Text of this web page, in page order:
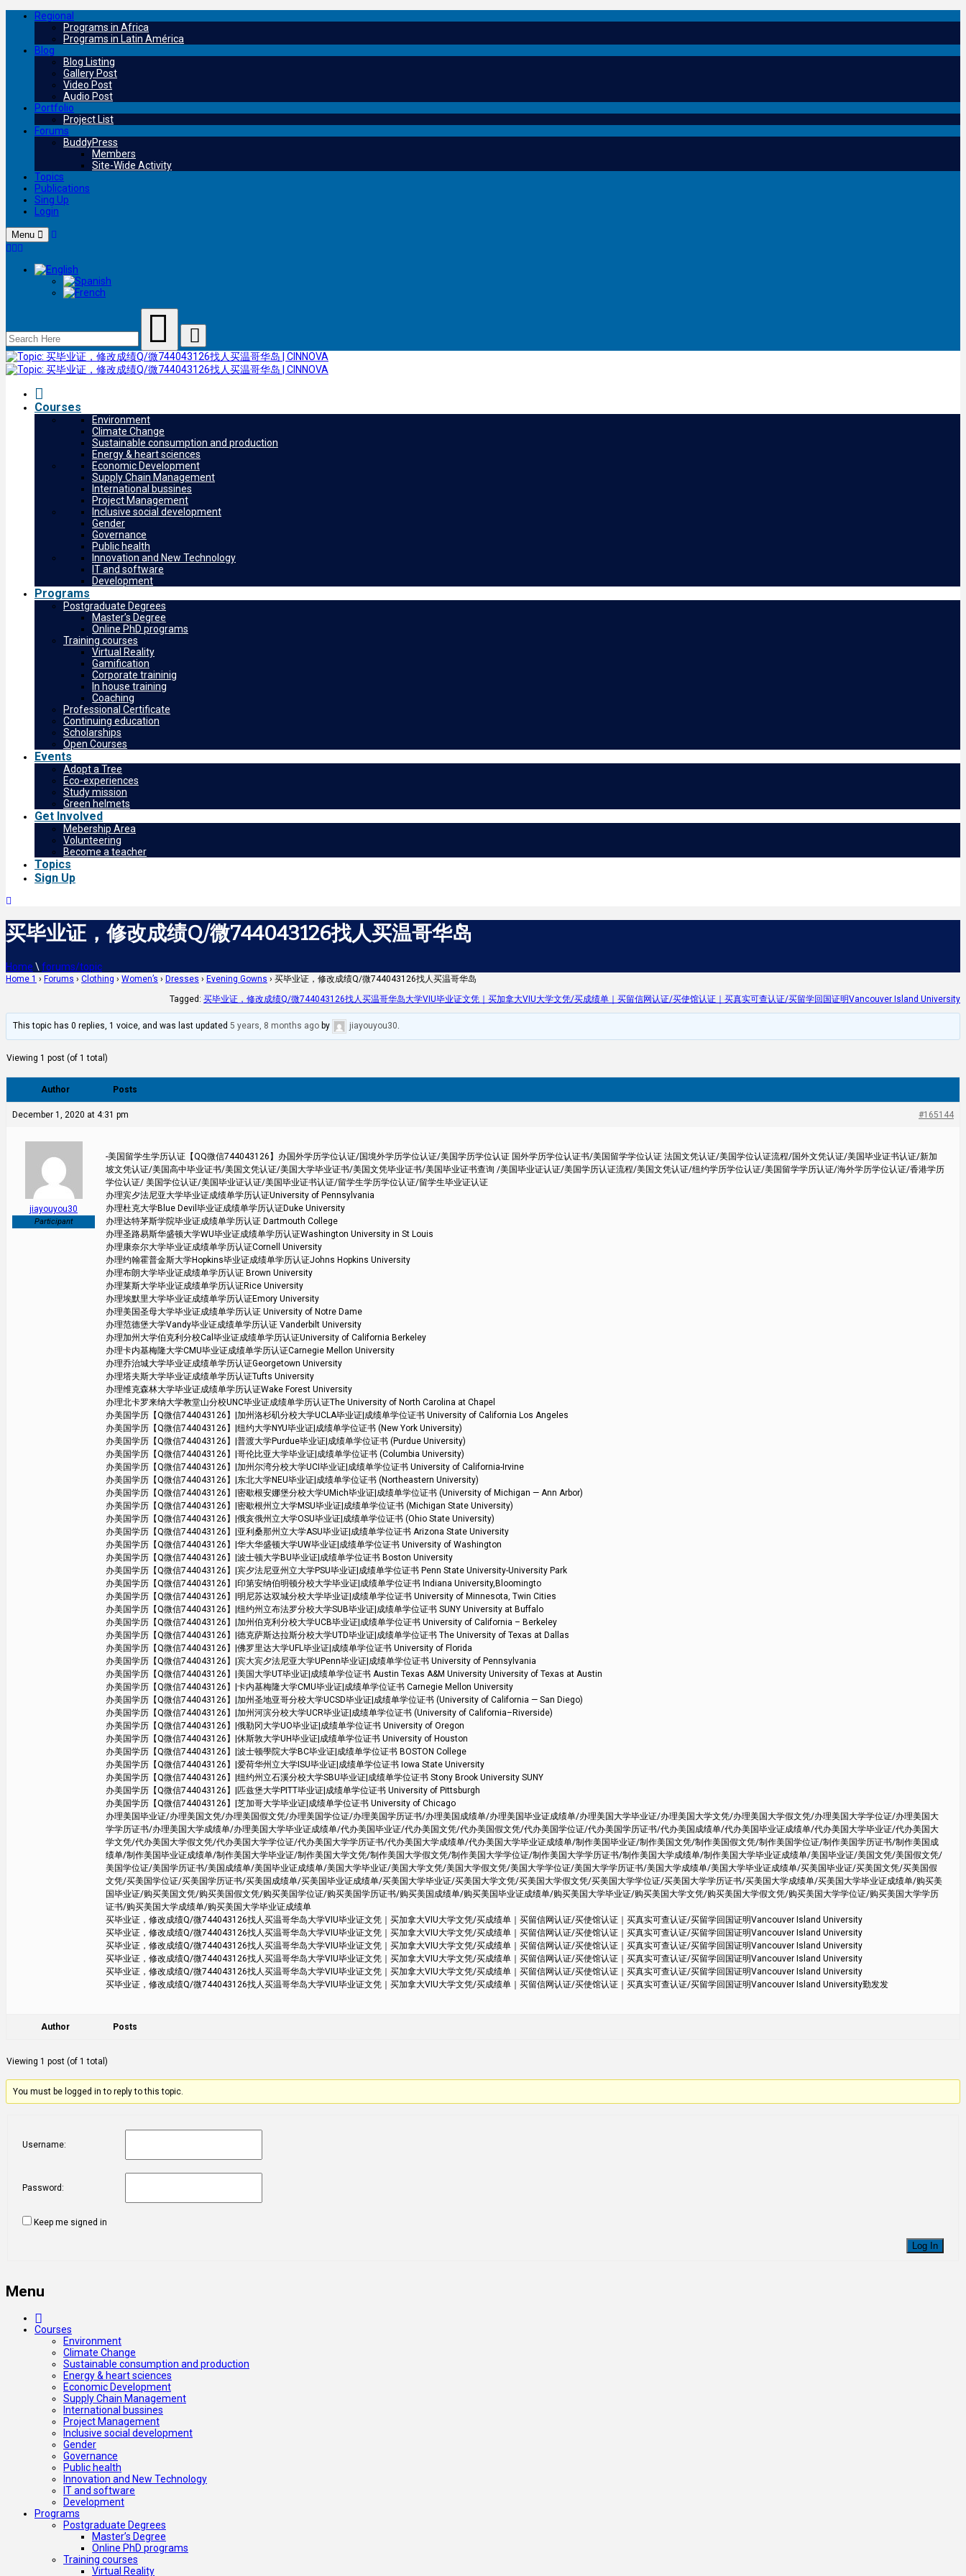
Regional
Programs in Africa
Programs in Latin América
Blog
Blog Listing
Gallery Post
Video Post
Audio Post
Portfolio
Project List
Forums
BuddyPress
Members
Site-Wide Activity
Topics
Publications
Sing Up
Login
Menu
Courses
Environment
Climate Change
Sustainable consumption and production
Energy & heart sciences
Economic Development
Supply Chain Management
International bussines
Project Management
Inclusive social development
Gender
Governance
Public health
Innovation and New Technology
IT and software
Development
Programs
Postgraduate Degrees
Master’s Degree
Online PhD programs
Training courses
Virtual Reality
Gamification
Corporate traininig
In house training
Coaching
Professional Certificate
Continuing education
Scholarships
Open Courses
Events
Adopt a Tree
Eco-experiences
Study mission
Green helmets
Get Involved
Mebership Area
Volunteering
Become a teacher
Topics
Sign Up
买毕业证，修改成绩Q/微744043126找人买温哥华岛
Home \ forums/topic
Home 1 › Forums › Clothing › Women’s › Dresses › Evening Gowns › 买毕业证，修改成绩Q/微744043126找人买温哥华岛
Tagged: 买毕业证，修改成绩Q/微744043126找人买温哥华岛大学VIU毕业证文凭｜买加拿大VIU大学文凭/买成绩单｜买留信网认证/买使馆认证｜买真实可查认证/买留学回国证明Vancouver Island University
This topic has 0 replies, 1 voice, and was last updated5 years, 8 months ago by jiayouyou30
Viewing 1 post (of 1 total)
Author Posts
December 1, 2020 at 4:31 pm #165144
jiayouyou30
Participant
-美国留学生学历认证【QQ微信744043126】办国外学历学位认证/国境外学历学位认证/美国学历学位认证 国外学历学位认证书/美国留学学位认证 法国文凭认证/美国学位认证流程/国外文凭认证/美国毕业证书认证/新加
坡文凭认证/美国高中毕业证书/美国文凭认证/美国大学毕业证书/美国文凭毕业证书/美国毕业证书查询 /美国毕业证认证/美国学历认证流程/美国文凭认证/纽约学历学位认证/美国留学学历认证/海外学历学位认证/香港学历
学位认证/ 美国学位认证/美国毕业证认证/美国毕业证书认证/留学生学历学位认证/留学生毕业证认证
办理宾夕法尼亚大学毕业证成绩单学历认证University of Pennsylvania
办理杜克大学Blue Devil毕业证成绩单学历认证Duke University
办理达特茅斯学院毕业证成绩单学历认证 Dartmouth College
办理圣路易斯华盛顿大学WU毕业证成绩单学历认证Washington University in St Louis
办理康奈尔大学毕业证成绩单学历认证Cornell University
办理约翰霍普金斯大学Hopkins毕业证成绩单学历认证Johns Hopkins University
办理布朗大学毕业证成绩单学历认证 Brown University
办理莱斯大学毕业证成绩单学历认证Rice University
办理埃默里大学毕业证成绩单学历认证Emory University
办理美国圣母大学毕业证成绩单学历认证 University of Notre Dame
办理范德堡大学Vandy毕业证成绩单学历认证 Vanderbilt University
办理加州大学伯克利分校Cal毕业证成绩单学历认证University of California Berkeley
办理卡内基梅隆大学CMU毕业证成绩单学历认证Carnegie Mellon University
办理乔治城大学毕业证成绩单学历认证Georgetown University
办理塔夫斯大学毕业证成绩单学历认证Tufts University
办理维克森林大学毕业证成绩单学历认证Wake Forest University
办理北卡罗来纳大学教堂山分校UNC毕业证成绩单学历认证The University of North Carolina at Chapel
办美国学历【Q微信744043126】|加州洛杉矶分校大学UCLA毕业证|成绩单学位证书 University of California Los Angeles
办美国学历【Q微信744043126】|纽约大学NYU毕业证|成绩单学位证书 (New York University)
办美国学历【Q微信744043126】|普渡大学Purdue毕业证|成绩单学位证书 (Purdue University)
办美国学历【Q微信744043126】|哥伦比亚大学毕业证|成绩单学位证书 (Columbia University)
办美国学历【Q微信744043126】|加州尔湾分校大学UCI毕业证|成绩单学位证书 University of California-Irvine
办美国学历【Q微信744043126】|东北大学NEU毕业证|成绩单学位证书 (Northeastern University)
办美国学历【Q微信744043126】|密歇根安娜堡分校大学UMich毕业证|成绩单学位证书 (University of Michigan — Ann Arbor)
办美国学历【Q微信744043126】|密歇根州立大学MSU毕业证|成绩单学位证书 (Michigan State University)
办美国学历【Q微信744043126】|俄亥俄州立大学OSU毕业证|成绩单学位证书 (Ohio State University)
办美国学历【Q微信744043126】|亚利桑那州立大学ASU毕业证|成绩单学位证书 Arizona State University
办美国学历【Q微信744043126】|华大华盛顿大学UW毕业证|成绩单学位证书 University of Washington
办美国学历【Q微信744043126】|波士顿大学BU毕业证|成绩单学位证书 Boston University
办美国学历【Q微信744043126】|宾夕法尼亚州立大学PSU毕业证|成绩单学位证书 Penn State University-University Park
办美国学历【Q微信744043126】|印第安纳伯明顿分校大学毕业证|成绩单学位证书 Indiana University,Bloomingto
办美国学历【Q微信744043126】|明尼苏达双城分校大学毕业证|成绩单学位证书 University of Minnesota, Twin Cities
办美国学历【Q微信744043126】|纽约州立布法罗分校大学SUB毕业证|成绩单学位证书 SUNY University at Buffalo
办美国学历【Q微信744043126】|加州伯克利分校大学UCB毕业证|成绩单学位证书 University of California – Berkeley
办美国学历【Q微信744043126】|德克萨斯达拉斯分校大学UTD毕业证|成绩单学位证书 The University of Texas at Dallas
办美国学历【Q微信744043126】|佛罗里达大学UFL毕业证|成绩单学位证书 University of Florida
办美国学历【Q微信744043126】|宾大宾夕法尼亚大学UPenn毕业证|成绩单学位证书 University of Pennsylvania
办美国学历【Q微信744043126】|美国大学UT毕业证|成绩单学位证书 Austin Texas A&M University University of Texas at Austin
办美国学历【Q微信744043126】|卡内基梅隆大学CMU毕业证|成绩单学位证书 Carnegie Mellon University
办美国学历【Q微信744043126】|加州圣地亚哥分校大学UCSD毕业证|成绩单学位证书 (University of California — San Diego)
办美国学历【Q微信744043126】|加州河滨分校大学UCR毕业证|成绩单学位证书 (University of California–Riverside)
办美国学历【Q微信744043126】|俄勒冈大学UO毕业证|成绩单学位证书 University of Oregon
办美国学历【Q微信744043126】|休斯敦大学UH毕业证|成绩单学位证书 University of Houston
办美国学历【Q微信744043126】|波士顿學院大学BC毕业证|成绩单学位证书 BOSTON College
办美国学历【Q微信744043126】|爱荷华州立大学ISU毕业证|成绩单学位证书 Iowa State University
办美国学历【Q微信744043126】|纽约州立石溪分校大学SBU毕业证|成绩单学位证书 Stony Brook University SUNY
办美国学历【Q微信744043126】|匹兹堡大学PITT毕业证|成绩单学位证书 University of Pittsburgh
办美国学历【Q微信744043126】|芝加哥大学毕业证|成绩单学位证书 University of Chicago
办理美国毕业证/办理美国文凭/办理美国假文凭/办理美国学位证/办理美国学历证书/办理美国成绩单/办理美国毕业证成绩单/办理美国大学毕业证/办理美国大学文凭/办理美国大学假文凭/办理美国大学学位证/办理美国大
学学历证书/办理美国大学成绩单/办理美国大学毕业证成绩单/代办美国毕业证/代办美国文凭/代办美国假文凭/代办美国学位证/代办美国学历证书/代办美国成绩单/代办美国毕业证成绩单/代办美国大学毕业证/代办美国大
学文凭/代办美国大学假文凭/代办美国大学学位证/代办美国大学学历证书/代办美国大学成绩单/代办美国大学毕业证成绩单/制作美国毕业证/制作美国文凭/制作美国假文凭/制作美国学位证/制作美国学历证书/制作美国成
绩单/制作美国毕业证成绩单/制作美国大学毕业证/制作美国大学文凭/制作美国大学假文凭/制作美国大学学位证/制作美国大学学历证书/制作美国大学成绩单/制作美国大学毕业证成绩单/美国毕业证/美国文凭/美国假文凭/
美国学位证/美国学历证书/美国成绩单/美国毕业证成绩单/美国大学毕业证/美国大学文凭/美国大学假文凭/美国大学学位证/美国大学学历证书/美国大学成绩单/美国大学毕业证成绩单/买美国毕业证/买美国文凭/买美国假
文凭/买美国学位证/买美国学历证书/买美国成绩单/买美国毕业证成绩单/买美国大学毕业证/买美国大学文凭/买美国大学假文凭/买美国大学学位证/买美国大学学历证书/买美国大学成绩单/买美国大学毕业证成绩单/购买美
国毕业证/购买美国文凭/购买美国假文凭/购买美国学位证/购买美国学历证书/购买美国成绩单/购买美国毕业证成绩单/购买美国大学毕业证/购买美国大学文凭/购买美国大学假文凭/购买美国大学学位证/购买美国大学学历
证书/购买美国大学成绩单/购买美国大学毕业证成绩单
买毕业证，修改成绩Q/微744043126找人买温哥华岛大学VIU毕业证文凭｜买加拿大VIU大学文凭/买成绩单｜买留信网认证/买使馆认证｜买真实可查认证/买留学回国证明Vancouver Island University
买毕业证，修改成绩Q/微744043126找人买温哥华岛大学VIU毕业证文凭｜买加拿大VIU大学文凭/买成绩单｜买留信网认证/买使馆认证｜买真实可查认证/买留学回国证明Vancouver Island University
买毕业证，修改成绩Q/微744043126找人买温哥华岛大学VIU毕业证文凭｜买加拿大VIU大学文凭/买成绩单｜买留信网认证/买使馆认证｜买真实可查认证/买留学回国证明Vancouver Island University
买毕业证，修改成绩Q/微744043126找人买温哥华岛大学VIU毕业证文凭｜买加拿大VIU大学文凭/买成绩单｜买留信网认证/买使馆认证｜买真实可查认证/买留学回国证明Vancouver Island University
买毕业证，修改成绩Q/微744043126找人买温哥华岛大学VIU毕业证文凭｜买加拿大VIU大学文凭/买成绩单｜买留信网认证/买使馆认证｜买真实可查认证/买留学回国证明Vancouver Island University
买毕业证，修改成绩Q/微744043126找人买温哥华岛大学VIU毕业证文凭｜买加拿大VIU大学文凭/买成绩单｜买留信网认证/买使馆认证｜买真实可查认证/买留学回国证明Vancouver Island University勤发发
Author Posts
Viewing 1 post (of 1 total)
You must be logged in to reply to this topic.
Username:
Password:
Keep me signed in
Log In
Menu
Courses
Environment
Climate Change
Sustainable consumption and production
Energy & heart sciences
Economic Development
Supply Chain Management
International bussines
Project Management
Inclusive social development
Gender
Governance
Public health
Innovation and New Technology
IT and software
Development
Programs
Postgraduate Degrees
Master’s Degree
Online PhD programs
Training courses
Virtual Reality